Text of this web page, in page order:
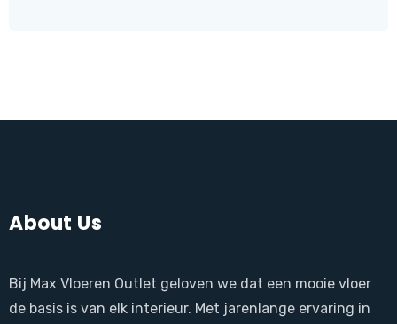
About Us
Bij Max Vloeren Outlet geloven we dat een mooie vloer
de basis is van elk interieur. Met jarenlange ervaring in